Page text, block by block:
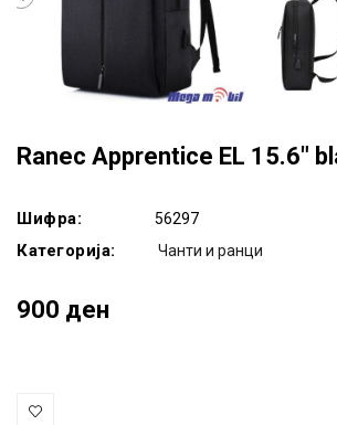
Ranec Apprentice EL 15.6"
Шифра: 56297
Категорија: Чанти и ранци
900 ден